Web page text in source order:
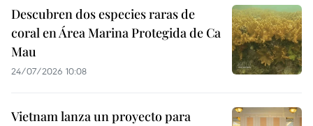
Descubren dos especies raras de
coral en Área Marina Protegida de Ca
Mau
24/07/2026 10:08
Vietnam lanza un proyecto para